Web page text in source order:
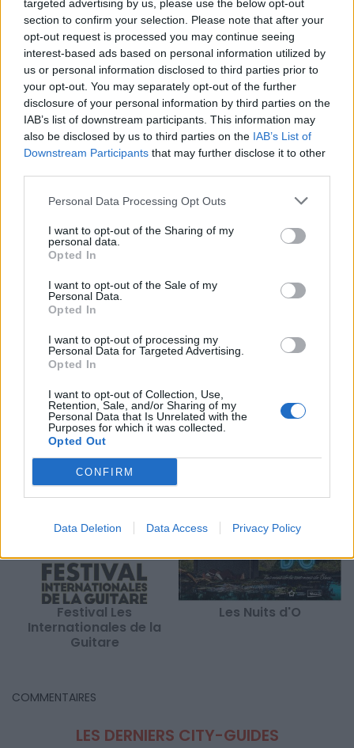
targeted advertising by us, please use the below opt-out
section to confirm your selection. Please note that after your
opt-out request is processed you may continue seeing
interest-based ads based on personal information utilized by
us or personal information disclosed to third parties prior to
your opt-out. You may separately opt-out of the further
disclosure of your personal information by third parties on the
IAB’s list of downstream participants. This information may
also be disclosed by us to third parties on the IAB’s List of
Downstream Participants that may further disclose it to other
Personal Data Processing Opt Outs
I want to opt-out of the Sharing of my
personal data.
Opted In
I want to opt-out of the Sale of my
Personal Data.
Opted In
I want to opt-out of processing my
Personal Data for Targeted Advertising.
Opted In
I want to opt-out of Collection, Use,
Retention, Sale, and/or Sharing of my
Personal Data that Is Unrelated with the
Purposes for which it was collected.
Opted Out
CONFIRM
Data Deletion Data Access Privacy Policy
SITE OFFICIEL
www.festivalarabesques.fr
AFFICHER LA CARTE
Mots-clés : domaine d O,Montpellier, spectacle
montpellier,festival montpellier,arabesques montpellier
À LIRE AUSSI...
Festival Les
Internationales de la
Guitare
Les Nuits d'O
COMMENTAIRES
LES DERNIERS CITY-GUIDES